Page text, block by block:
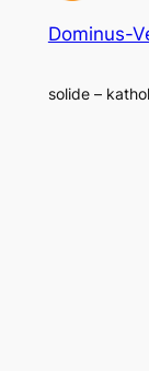
Dominus-
solide –